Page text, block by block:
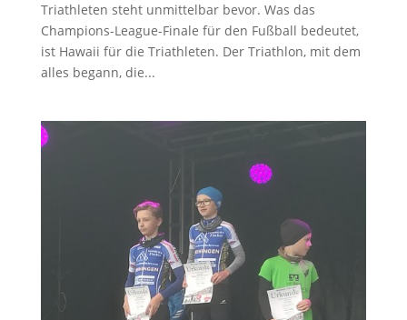
Triathleten steht unmittelbar bevor. Was das
Champions-League-Finale für den Fußball bedeutet,
ist Hawaii für die Triathleten. Der Triathlon, mit dem
alles begann, die...